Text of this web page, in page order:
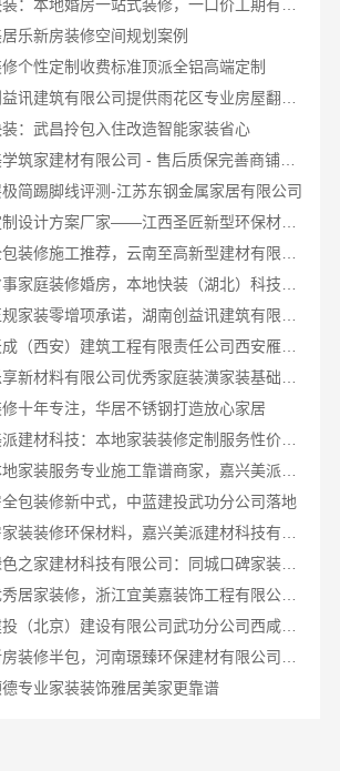
乐新房装修空间规划案例
个性定制收费标准顶派全铝高端定制
装：武昌拎包入住改造智能家装省心
湖南美学筑家建材有限公司 - 售后质保完善商铺装修值得信赖
简踢脚线评测-江苏东钢金属家居有限公司
空间定制设计方案厂家——江西圣匠新型环保材料有限公司
居安天成（西安）建筑工程有限责任公司西安雁塔区一站式家装设计刚需房售后完善
十年专注，华居不锈钢打造放心家居
嘉兴美派建材科技：本地家装装修定制服务性价比高
全包装修新中式，中蓝建投武功分公司落地
嘉兴绿色之家建材科技有限公司：同城口碑家装机构实惠
新昌优秀居家装修，浙江宜美嘉装饰工程有限公司匠心造
中蓝建投（北京）建设有限公司武功分公司西咸新区全包装修报价
专业家装装饰雅居美家更靠谱